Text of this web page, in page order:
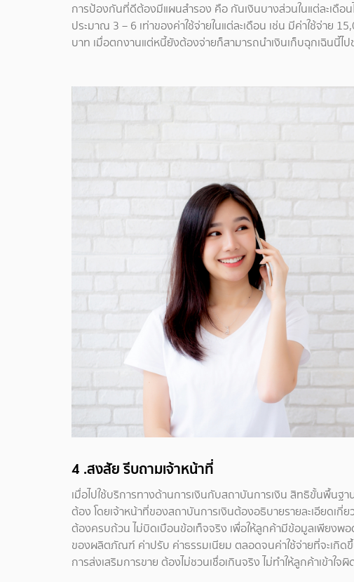
การป้องกันที่ดีต้องมีแผนสำรอง คือ กันเงินบางส่วนในแต่ละเดือน
ประมาณ 3 – 6 เท่าของค่าใช้จ่ายในแต่ละเดือน เช่น มีค่าใช้จ่าย
บาท เมื่อตกงานแต่หนี้ยังต้องจ่ายก็สามารถนำเงินเก็บฉุกเฉินนี้ไ
4 .สงสัย รีบถามเจ้าหน้าที่
เมื่อไปใช้บริการทางด้านการเงินกับสถาบันการเงิน สิทธิขั้นพื้
ต้อง โดยเจ้าหน้าที่ของสถาบันการเงินต้องอธิบายรายละเอียดเ
ต้องครบถ้วน ไม่บิดเบือนข้อเท็จจริง เพื่อให้ลูกค้ามีข้อมูลเพียงพอ
ของผลิตภัณฑ์ ค่าปรับ ค่าธรรมเนียม ตลอดจนค่าใช้จ่ายที่จะเกิด
การส่งเสริมการขาย ต้องไม่ชวนเชื่อเกินจริง ไม่ทำให้ลูกค้าเข้า